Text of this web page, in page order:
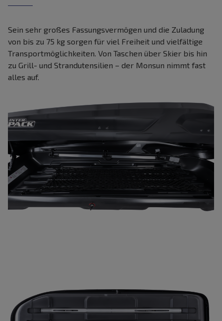
Sein sehr großes Fassungsvermögen und die Zuladung
von bis zu 75 kg sorgen für viel Freiheit und vielfältige
Transportmöglichkeiten. Von Taschen über Skier bis hin
zu Grill- und Strandutensilien – der Monsun nimmt fast
alles auf.